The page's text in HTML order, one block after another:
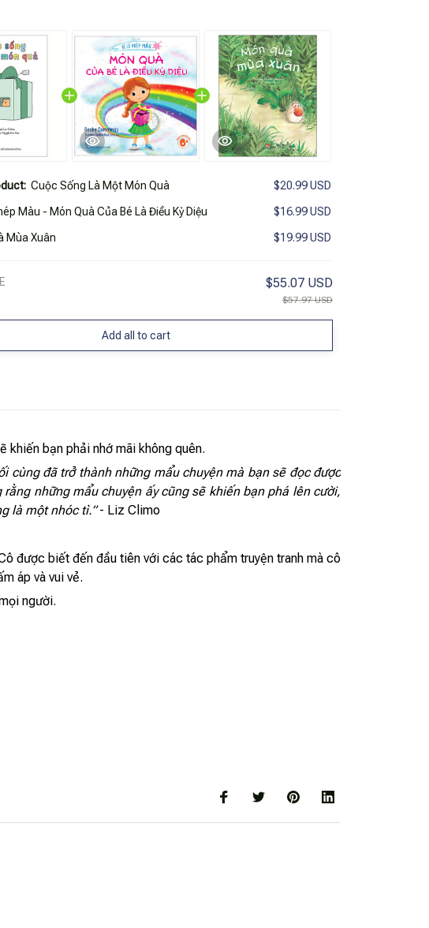
Cuộc Sống Là Một Món Quà $20.99 USD
Màu - Món Quà Của Bé Là Điều Kỳ Diệu $16.99 USD
Mùa Xuân $19.99 USD
$55.07 USD
$57.97 USD
Add all to cart
bạn phải nhớ mãi không quên.
cùng đã trở thành những mẩu chuyện mà bạn sẽ đọc được
những mẩu chuyện ấy cũng sẽ khiến bạn phá lên cười,
là một nhóc tì.”- Liz Climo
được biết đến đầu tiên với các tác phẩm truyện tranh mà cô
áp và vui vẻ.
người.